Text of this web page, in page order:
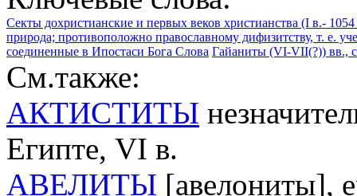
Секты дохристианские и первых веков христианства (I в.- 1054
природа; противоположно православному дифизитству, т. е.
соединенные в Ипостаси Бога Слова Гайаниты (VI-VII(?)) вв.,
См.также:
АКТИСТИТЫ
Египте, VI в.
АВЕЛИТЫ [авелониты],